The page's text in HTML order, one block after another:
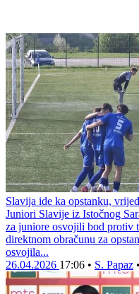
Slavija ide ka opstanku,
Juniori Slavije iz Istočnog
za juniore osvojili bod protiv
direktnom obračunu za
osvojila...
26.04.2026 17:06 • S. Papaz •